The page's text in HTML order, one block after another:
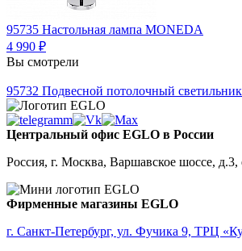
95735 Настольная лампа MONEDA
4 990 ₽
Вы смотрели
95732 Подвесной потолочный
Центральный офис EGLO в России
Россия, г. Москва, Варшавское шоссе, д.3,
Фирменные магазины EGLO
г. Санкт-Петербург, ул. Фучика 9, ТРЦ